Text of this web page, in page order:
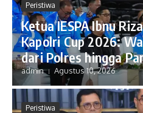
Peristiwa
Ketua IESPA Ibnu
Kapolri Cup 2026:
dari Polres hingga
admin Agustus 10, 2026
Peristiwa